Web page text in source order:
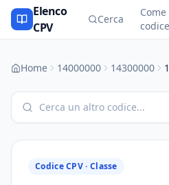
Elenco
CPV
Cerca
codice
Home 14000000 14300000
Codice CPV · Classe